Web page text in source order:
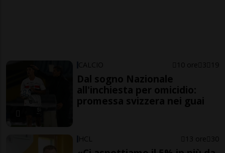
CALCIO 10 ore 3 19
Dal sogno Nazionale
all'inchiesta per omicidio:
promessa svizzera nei guai
HCL 13 ore 30